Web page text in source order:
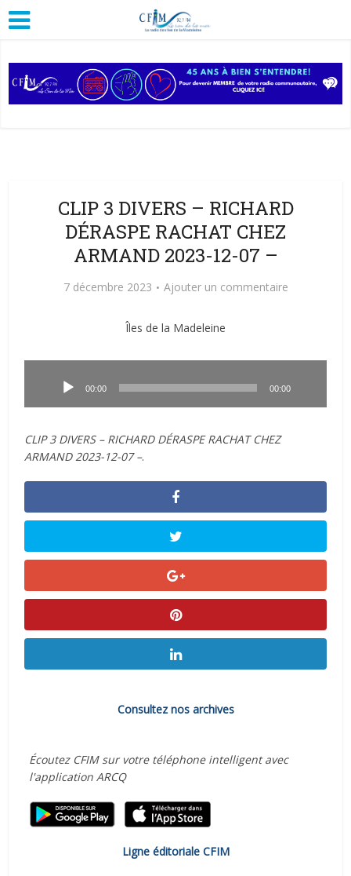
CLIP 3 DIVERS – RICHARD
DÉRASPE RACHAT CHEZ
ARMAND 2023-12-07 –
7 décembre 2023 Ajouter un commentaire
Îles de la Madeleine
00:00 00:00
CLIP 3 DIVERS – RICHARD DÉRASPE RACHAT CHEZ
ARMAND 2023-12-07 –.
Consultez nos archives
Écoutez CFIM sur votre téléphone intelligent avec
l'application ARCQ
Ligne éditoriale CFIM